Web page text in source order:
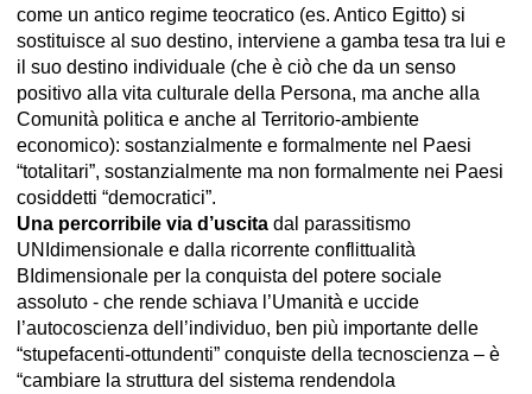
come un antico regime teocratico (es. Antico Egitto) si
sostituisce al suo destino, interviene a gamba tesa tra lui e
il suo destino individuale (che è ciò che da un senso
positivo alla vita culturale della Persona, ma anche alla
Comunità politica e anche al Territorio-ambiente
economico): sostanzialmente e formalmente nel Paesi
“totalitari”, sostanzialmente ma non formalmente nei Paesi
cosiddetti “democratici”.
Una percorribile via d’uscita dal parassitismo
UNIdimensionale e dalla ricorrente conflittualità
BIdimensionale per la conquista del potere sociale
assoluto - che rende schiava l’Umanità e uccide
l’autocoscienza dell’individuo, ben più importante delle
“stupefacenti-ottundenti” conquiste della tecnoscienza – è
“cambiare la struttura del sistema rendendola